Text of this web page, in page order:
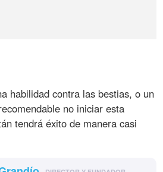
habilidad contra las bestias, o un
no iniciar esta
tendrá éxito de manera casi